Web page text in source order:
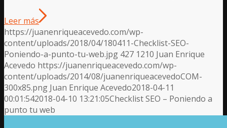
Leer más
https://juanenriqueacevedo.com/wp-
content/uploads/2018/04/180411-Checklist-SEO-
Poniendo-a-punto-tu-web.jpg 427 1210 Juan Enrique
Acevedo https://juanenriqueacevedo.com/wp-
content/uploads/2014/08/juanenriqueacevedoCOM-
300x85.png Juan Enrique Acevedo2018-04-11
00:01:542018-04-10 13:21:05Checklist SEO – Poniendo a
punto tu web